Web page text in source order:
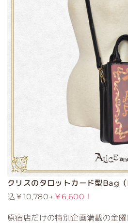
クリスのタロットカード型Bag
込￥10,780→ ￥6,600！
原宿店だけの特別企画満載の金